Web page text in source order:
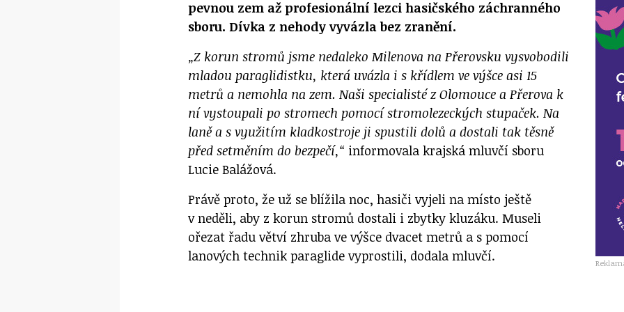
pevnou zem až profesionální lezci hasičského záchranného
sboru. Dívka z nehody vyvázla bez zranění.
„Z korun stromů jsme nedaleko Milenova na Přerovsku vysvobodili
mladou paraglidistku, která uvázla i s křídlem ve výšce asi 15
metrů a nemohla na zem. Naši specialisté z Olomouce a Přerova k
ní vystoupali po stromech pomocí stromolezeckých stupaček. Na
laně a s využitím kladkostroje ji spustili dolů a dostali tak těsně
před setměním do bezpečí,“ informovala krajská mluvčí sboru
Lucie Balážová.
Právě proto, že už se blížila noc, hasiči vyjeli na místo ještě
v neděli, aby z korun stromů dostali i zbytky kluzáku. Museli
ořezat řadu větví zhruba ve výšce dvacet metrů a s pomocí
lanových technik paraglide vyprostili, dodala mluvčí.